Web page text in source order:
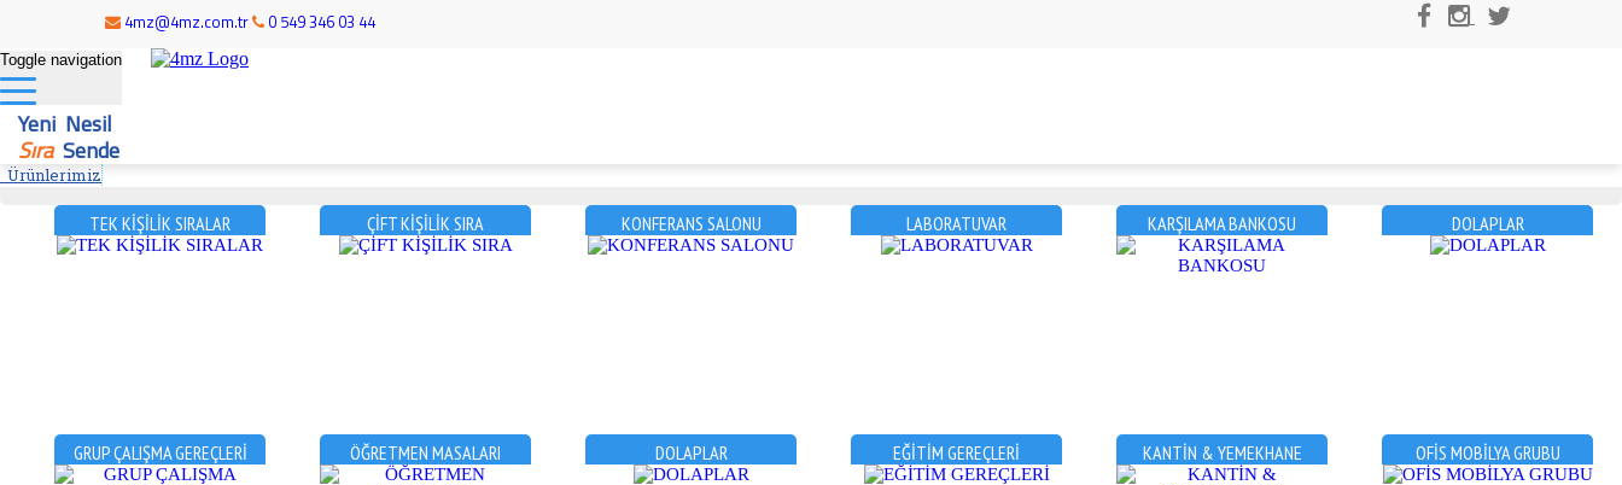
4mz@4mz.com.tr 0 549 346 03 44
Toggle navigation
Yeni Nesil
SıraSende
Ürünlerimiz
TEK KİŞİLİK SIRALAR ÇİFT KİŞİLİK SIRA KONFERANS SALONU LABORATUVAR KARŞILAMA BANKOSU DOLAPLAR
GRUP ÇALIŞMA GEREÇLERİ ÖĞRETMEN MASALARI DOLAPLAR EĞİTİM GEREÇLERİ
KANTİN & YEMEKHANE
GEREÇLERİ
OFİS MOBİLYA GRUBU